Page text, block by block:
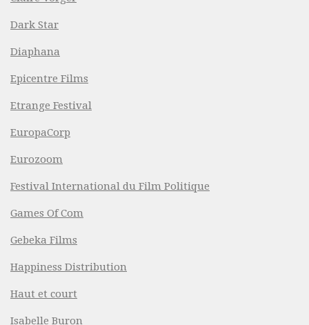
Dark Star
Diaphana
Epicentre Films
Etrange Festival
EuropaCorp
Eurozoom
Festival International du Film Politique
Games Of Com
Gebeka Films
Happiness Distribution
Haut et court
Isabelle Buron